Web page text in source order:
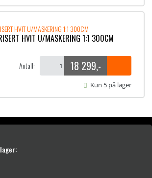
HVIT U/MASKERING 1:1 300CM
Antall: 18 299,-
Kun 5 på lager